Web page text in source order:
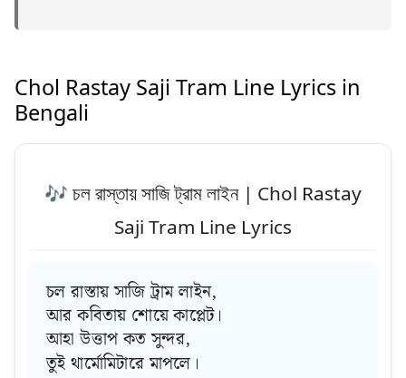
Chol Rastay Saji Tram Line Lyrics in
Bengali
🎶 চল রাস্তায় সাজি ট্রাম লাইন | Chol Rastay
Saji Tram Line Lyrics
চল রাস্তায় সাজি ট্রাম লাইন,
আর কবিতায় শোয়ে কাপ্লেট।
আহা উত্তাপ কত সুন্দর,
তুই থার্মোমিটারে মাপলে।